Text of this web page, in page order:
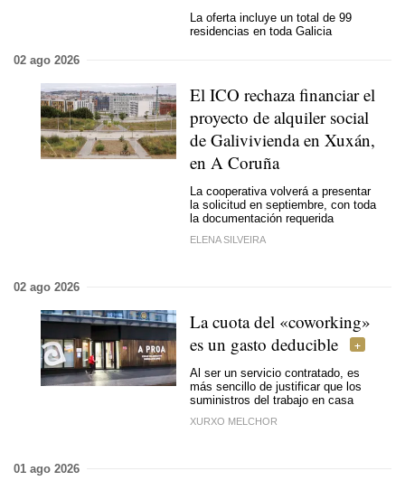
La oferta incluye un total de 99
residencias en toda Galicia
02 ago 2026
El ICO rechaza financiar el
proyecto de alquiler social
de Galivivienda en Xuxán,
en A Coruña
La cooperativa volverá a presentar
la solicitud en septiembre, con toda
la documentación requerida
ELENA SILVEIRA
02 ago 2026
La cuota del «coworking»
es un gasto deducible
Al ser un servicio contratado, es
más sencillo de justificar que los
suministros del trabajo en casa
XURXO MELCHOR
01 ago 2026